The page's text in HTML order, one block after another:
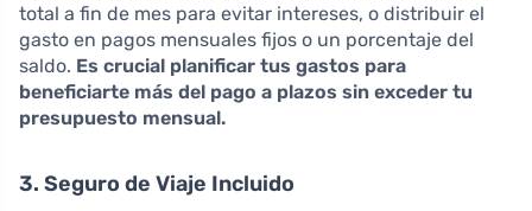
total a fin de mes para evitar intereses, o distribuir el
gasto en pagos mensuales fijos o un porcentaje del
saldo. Es crucial planificar tus gastos para
beneficiarte más del pago a plazos sin exceder tu
presupuesto mensual.
3. Seguro de Viaje Incluido